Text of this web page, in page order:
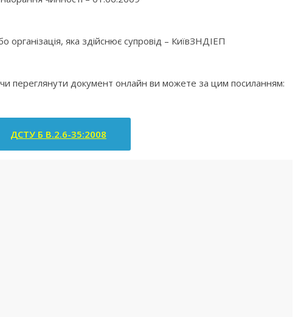
організація, яка здійснює супровід – КиївЗНДІЕП
переглянути документ онлайн ви можете за цим посиланням:
ДСТУ Б В.2.6-35:2008